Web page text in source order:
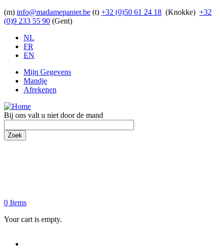
Overslaan en naar de inhoud gaan
(m) info@madamepanier.be (t) +32 (0)50 61 24 18 (Knokke) +32
(0)9 233 55 90 (Gent)
NL
FR
EN
Mijn Gegevens
Mandje
Afrekenen
Bij ons valt u niet door de mand
Zoek
0 Items
Your cart is empty.